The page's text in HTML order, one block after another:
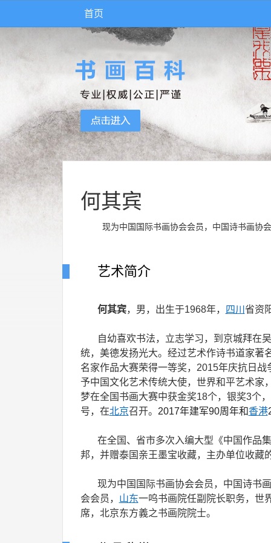
首页
何其宾
现为中国国际书画协会会员，中国诗书画协
艺术简介
何其宾，男，出生于1968年， 四川 省资
自幼喜欢书法，立志学习，到京城拜在
统，美德发扬光大。经过艺术作诗书道家著
名家作品大赛荣得一等奖，2015年庆抗日
予中国文化艺术传统大使，世界和平艺术家
梦在全国书画大赛中获金奖18个，银奖3个
号，在北京召开。 2017年建军90周年和香港
在全国、省市多次入编大型《中国作品
邦，并赠泰国亲王墨宝收藏，主办单位收藏
现为中国国际书画协会会员，中国诗书
会会员， 山东一呜书画院任副院长职务，世
席，北京东方義之书画院院士。